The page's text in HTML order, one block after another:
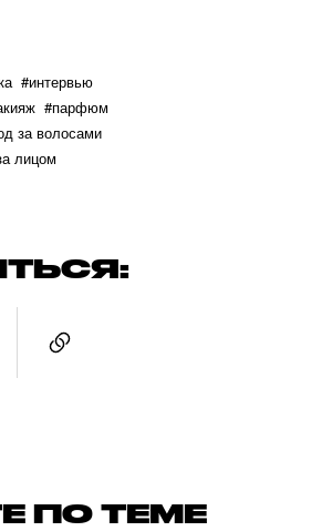
#интервью
#парфюм
за волосами
лицом
ПО ТЕМЕ